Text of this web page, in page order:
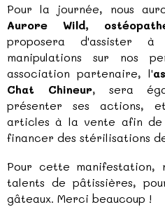
Pour la journée, nous
Aurore Wild,
proposera d'assister à
manipulations sur nos
association partenaire, l'
Chat Chineur, sera
présenter ses actions,
articles à la vente afin
financer des stérilisations
Pour cette manifestation,
talents de pâtissières,
gâteaux. Merci beaucoup !